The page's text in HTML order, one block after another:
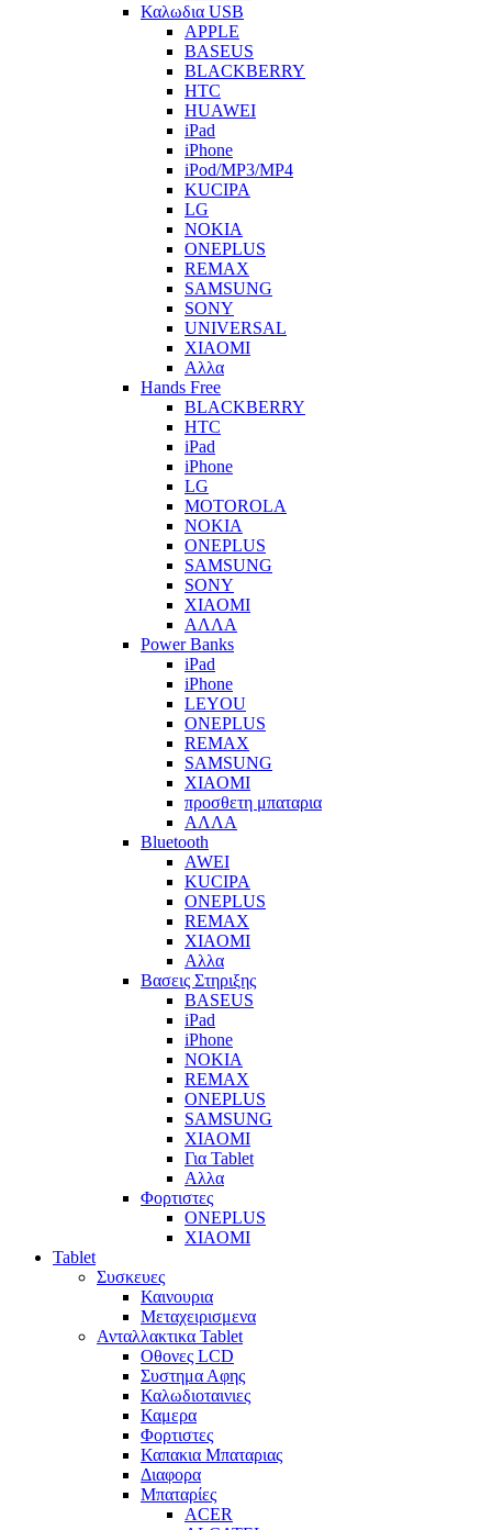
Καλωδια USB
APPLE
BASEUS
BLACKBERRY
HTC
HUAWEI
iPad
iPhone
iPod/MP3/MP4
KUCIPA
LG
NOKIA
ONEPLUS
REMAX
SAMSUNG
SONY
UNIVERSAL
XIAOMI
Αλλα
Hands Free
BLACKBERRY
HTC
iPad
iPhone
LG
MOTOROLA
NOKIA
ONEPLUS
SAMSUNG
SONY
XIAOMI
ΑΛΛΑ
Power Banks
iPad
iPhone
LEYOU
ONEPLUS
REMAX
SAMSUNG
XIAOMI
προσθετη μπαταρια
ΑΛΛΑ
Bluetooth
AWEI
KUCIPA
ONEPLUS
REMAX
XIAOMI
Αλλα
Βασεις Στηριξης
BASEUS
iPad
iPhone
NOKIA
REMAX
ONEPLUS
SAMSUNG
XIAOMI
Για Tablet
Αλλα
Φορτιστες
ONEPLUS
XIAOMI
Tablet
Συσκευες
Καινουρια
Μεταχειρισμενα
Ανταλλακτικα Tablet
Οθονες LCD
Συστημα Αφης
Καλωδιοταινιες
Καμερα
Φορτιστες
Καπακια Μπαταριας
Διαφορα
Μπαταρίες
ACER